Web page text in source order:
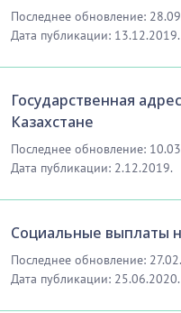
Последнее обновление:
Дата публикации: 13.12.2019.
Государственная
Казахстане
Последнее обновление:
Дата публикации: 2.12.2019.
Социальные выплаты
Последнее обновление:
Дата публикации: 25.06.2020.